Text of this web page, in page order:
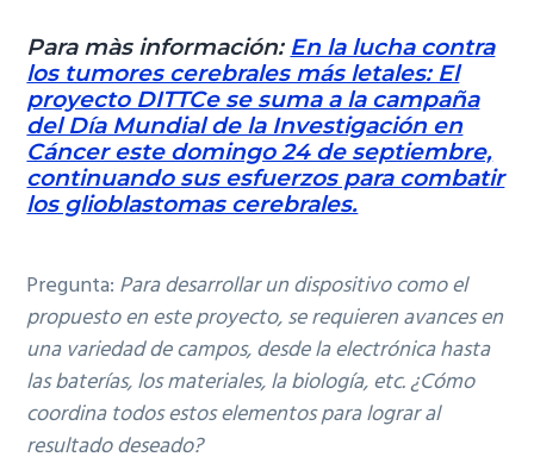
Para màs información: En la lucha contra
los tumores cerebrales más letales: El
proyecto DITTCe se suma a la campaña
del Día Mundial de la Investigación en
Cáncer este domingo 24 de septiembre,
continuando sus esfuerzos para combatir
los glioblastomas cerebrales.
Pregunta: Para desarrollar un dispositivo como el
propuesto en este proyecto, se requieren avances en
una variedad de campos, desde la electrónica hasta
las baterías, los materiales, la biología, etc. ¿Cómo
coordina todos estos elementos para lograr al
resultado deseado?